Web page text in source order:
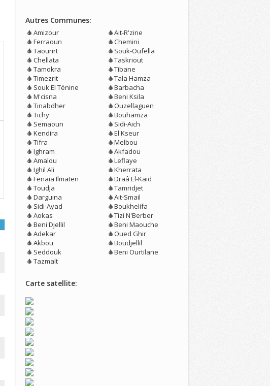
Autres Communes:
Amizour
Ferraoun
Taourirt
Chellata
Tamokra
Timezrit
Souk El Ténine
M'cisna
Tinabdher
Tichy
Semaoun
Kendira
Tifra
Ighram
Amalou
Ighil Ali
Fenaia Ilmaten
Toudja
Darguina
Sidi-Ayad
Aokas
Beni Djellil
Adekar
Akbou
Seddouk
Tazmalt
Ait-R'zine
Chemini
Souk-Oufella
Taskriout
Tibane
Tala Hamza
Barbacha
Beni Ksila
Ouzellaguen
Bouhamza
Sidi-Aich
El Kseur
Melbou
Akfadou
Leflaye
Kherrata
Draâ El-Kaid
Tamridjet
Ait-Smail
Boukhelifa
Tizi N'Berber
Beni Maouche
Oued Ghir
Boudjellil
Beni Ourtilane
Carte satellite: